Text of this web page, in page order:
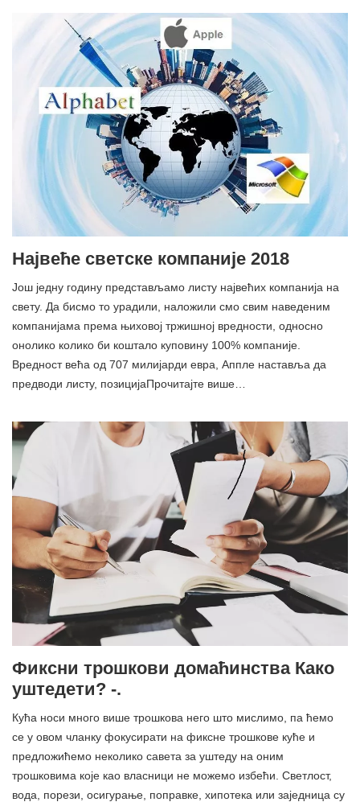
Највеће светске компаније 2018
Још једну годину представљамо листу највећих компанија на
свету. Да бисмо то урадили, наложили смо свим наведеним
компанијама према њиховој тржишној вредности, односно
онолико колико би коштало куповину 100% компаније.
Вредност већа од 707 милијарди евра, Аппле наставља да
предводи листу, позицијаПрочитајте више…
Фиксни трошкови домаћинства Како
уштедети? -.
Кућа носи много више трошкова него што мислимо, па ћемо
се у овом чланку фокусирати на фиксне трошкове куће и
предложићемо неколико савета за уштеду на оним
трошковима које као власници не можемо избећи. Светлост,
вода, порези, осигурање, поправке, хипотека или заједница су